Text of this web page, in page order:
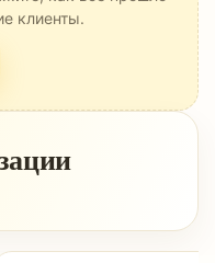
клиенты.